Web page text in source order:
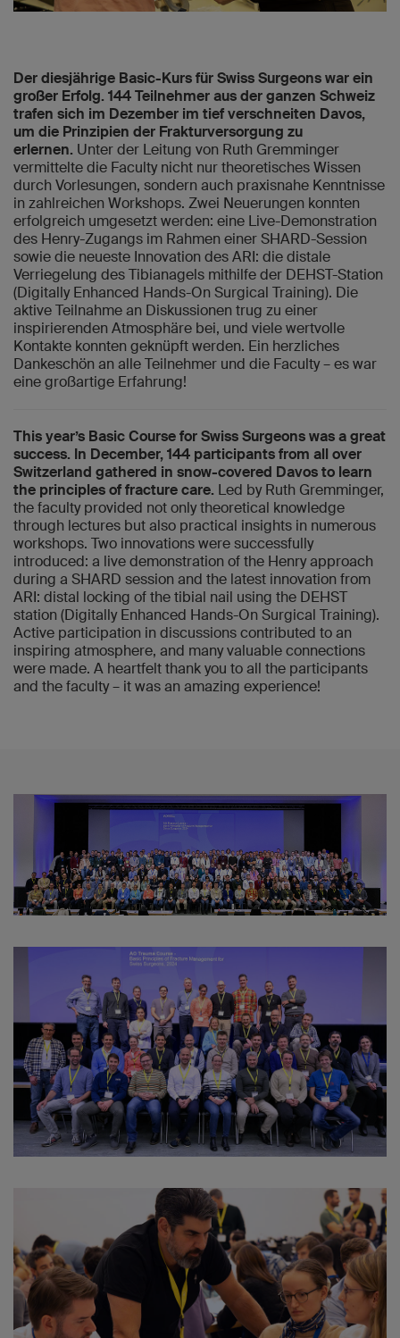
Der diesjährige Basic-Kurs für Swiss Surgeons war ein
großer Erfolg. 144 Teilnehmer aus der ganzen Schweiz
trafen sich im Dezember im tief verschneiten Davos,
um die Prinzipien der Frakturversorgung zu
erlernen. Unter der Leitung von Ruth Gremminger
vermittelte die Faculty nicht nur theoretisches Wissen
durch Vorlesungen, sondern auch praxisnahe Kenntnisse
in zahlreichen Workshops. Zwei Neuerungen konnten
erfolgreich umgesetzt werden: eine Live-Demonstration
des Henry-Zugangs im Rahmen einer SHARD-Session
sowie die neueste Innovation des ARI: die distale
Verriegelung des Tibianagels mithilfe der DEHST-Station
(Digitally Enhanced Hands-On Surgical Training). Die
aktive Teilnahme an Diskussionen trug zu einer
inspirierenden Atmosphäre bei, und viele wertvolle
Kontakte konnten geknüpft werden. Ein herzliches
Dankeschön an alle Teilnehmer und die Faculty – es war
eine großartige Erfahrung!
This year’s Basic Course for Swiss Surgeons was a great
success. In December, 144 participants from all over
Switzerland gathered in snow-covered Davos to learn
the principles of fracture care. Led by Ruth Gremminger,
the faculty provided not only theoretical knowledge
through lectures but also practical insights in numerous
workshops. Two innovations were successfully
introduced: a live demonstration of the Henry approach
during a SHARD session and the latest innovation from
ARI: distal locking of the tibial nail using the DEHST
station (Digitally Enhanced Hands-On Surgical Training).
Active participation in discussions contributed to an
inspiring atmosphere, and many valuable connections
were made. A heartfelt thank you to all the participants
and the faculty – it was an amazing experience!